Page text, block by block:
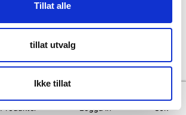
Tillat alle
tillat utvalg
Ikke tillat
Produkter Logga in Sök
Powered ByTelaris